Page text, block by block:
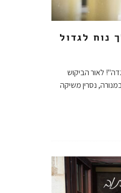
נוח לגדול
לאור הביקוש
נסרין משיקה